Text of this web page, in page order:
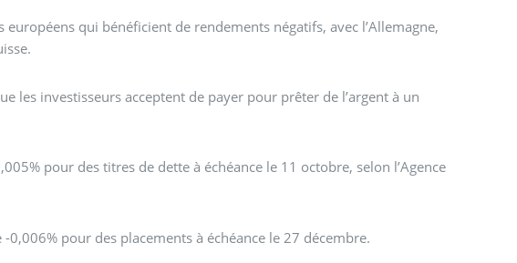
qui bénéficient de rendements négatifs, avec l’Allemagne,
les investisseurs acceptent de payer pour prêter de l’argent à un
pour des titres de dette à échéance le 11 octobre, selon l’Agence
pour des placements à échéance le 27 décembre.